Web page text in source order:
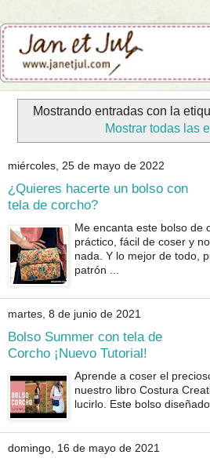
Mostrando entradas con la
Mostrar todas las
miércoles, 25 de mayo de 2022
¿Quieres hacerte un bolso con
tela de corcho?
Me encanta este bolso de
práctico, fácil de coser y
nada. Y lo mejor de todo,
patrón ...
martes, 8 de junio de 2021
Bolso Summer con tela de
Corcho ¡Nuevo Tutorial!
Aprende a coser el
nuestro libro Costura
lucirlo. Este bolso
domingo, 16 de mayo de 2021